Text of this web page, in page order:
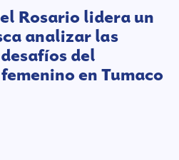
Rosario lidera un
analizar las
del
en Tumaco